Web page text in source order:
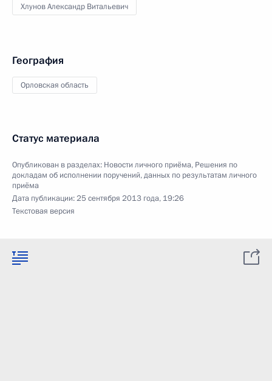
Хлунов Александр Витальевич
География
Орловская область
Статус материала
Опубликован в разделах: Новости личного приёма, Решения по
докладам об исполнении поручений, данных по результатам личного
приёма
Дата публикации:25 сентября 2013 года, 19:26
Текстовая версия